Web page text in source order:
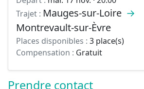
Trajet : Mauges-sur-Loire →
Montrevault-sur-Èvre
Places disponibles : 3 place(s)
Compensation : Gratuit
Prendre contact